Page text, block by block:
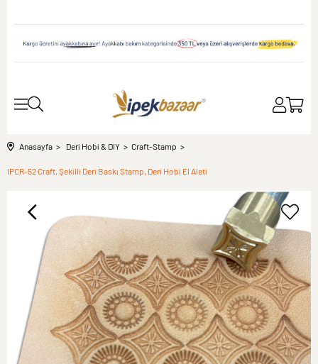
Anasayfa Deri Hobi & DIY Craft-Stamp
IPCR-52 Craft, Şekilli Deri Baskı Stamp, Deri Hobi El Aleti